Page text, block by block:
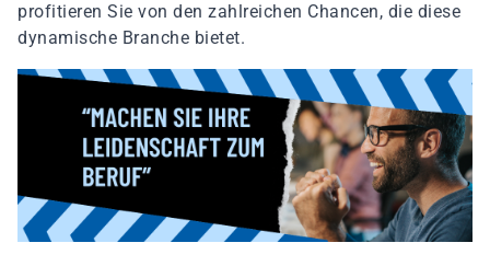
profitieren Sie von den zahlreichen Chancen, die diese
dynamische Branche bietet.